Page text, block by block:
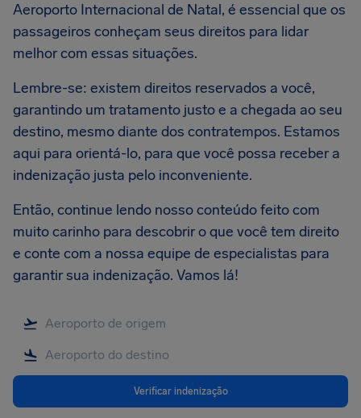
Aeroporto Internacional de Natal, é essencial que os
passageiros conheçam seus direitos para lidar
melhor com essas situações.
Lembre-se: existem direitos reservados a você,
garantindo um tratamento justo e a chegada ao seu
destino, mesmo diante dos contratempos. Estamos
aqui para orientá-lo, para que você possa receber a
indenização justa pelo inconveniente.
Então, continue lendo nosso conteúdo feito com
muito carinho para descobrir o que você tem direito
e conte com a nossa equipe de especialistas para
garantir sua indenização. Vamos lá!
Verificar indenização